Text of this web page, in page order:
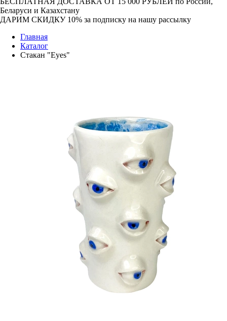
Беларуси и Казахстану
ДАРИМ СКИДКУ 10% за подписку на нашу рассылку
Главная
Каталог
Стакан "Eyes"